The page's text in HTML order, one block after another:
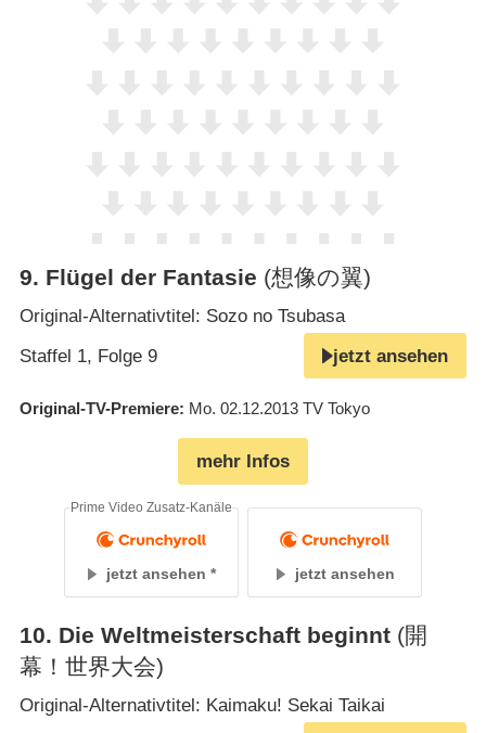
9. Flügel der Fantasie (想像の翼)
Original-Alternativtitel: Sozo no Tsubasa
Staffel 1, Folge 9
jetzt ansehen
Original-TV-Premiere Mo. 02.12.2013 TV Tokyo
mehr Infos
jetzt ansehen
Prime Video Zusatz-Kanäle
jetzt ansehen
10. Die Weltmeisterschaft beginnt (開
幕！世界大会)
Original-Alternativtitel: Kaimaku! Sekai Taikai